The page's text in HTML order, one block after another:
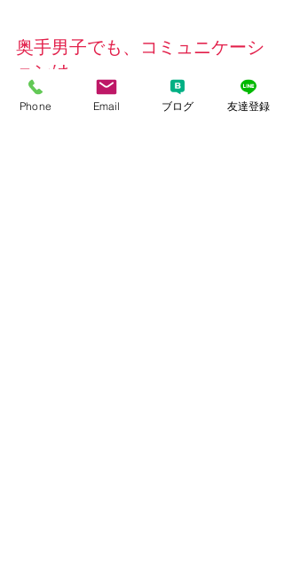
奥手男子でも、コミュニケーシ
ョンは
積み重ねで必ず克服できます！
Phone Email ブログ 友達登録